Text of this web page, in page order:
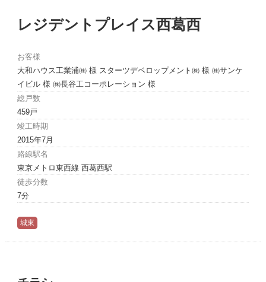
レジデントプレイス西葛西
お客様
大和ハウス工業浦㈱ 様 スターツデベロップメント㈱ 様 ㈱サンケ
イビル 様 ㈱長谷工コーポレーション 様
総戸数
459戸
竣工時期
2015年7月
路線駅名
東京メトロ東西線 西葛西駅
徒歩分数
7分
城東